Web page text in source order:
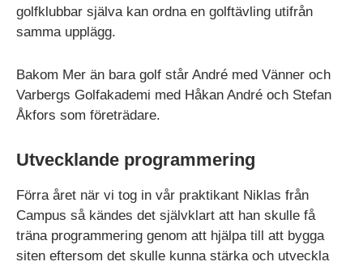
golfklubbar själva kan ordna en golftävling utifrån
samma upplägg.
Bakom Mer än bara golf står André med Vänner och
Varbergs Golfakademi med Håkan André och Stefan
Åkfors som företrädare.
Utvecklande programmering
Förra året när vi tog in vår praktikant Niklas från
Campus så kändes det självklart att han skulle få
träna programmering genom att hjälpa till att bygga
siten eftersom det skulle kunna stärka och utveckla